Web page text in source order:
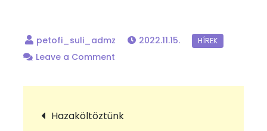
2022.11.15.
Leave a Comment
akció
Bejegyzés
Hazaköltöztünk